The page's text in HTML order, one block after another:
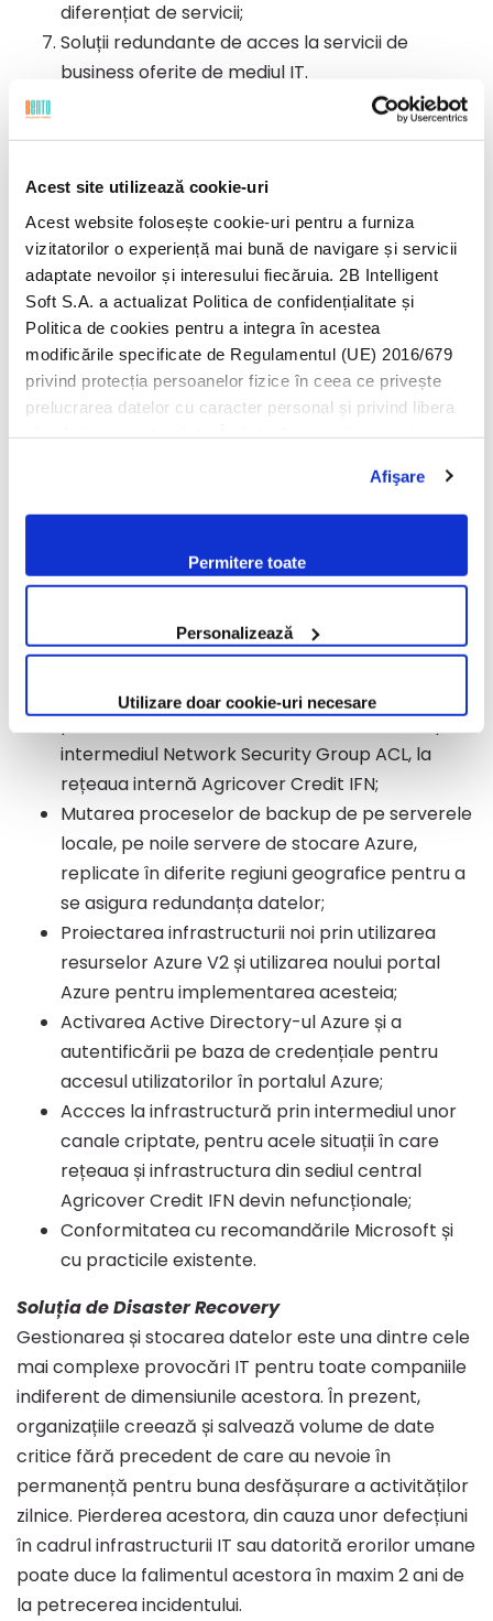
Acest site utilizează cookie-uri
Acest website folosește cookie-uri pentru a furniza
vizitatorilor o experiență mai bună de navigare și servicii
adaptate nevoilor și interesului fiecăruia. 2B Intelligent
Soft S.A. a actualizat Politica de confidențialitate și
Politica de cookies pentru a integra în acestea
modificările specificate de Regulamentul (UE) 2016/679
privind protecția persoanelor fizice în ceea ce privește
prelucrarea datelor cu caracter personal și privind libera
politici. Prin continuarea navigării pe website-ul nostru,
confirmi acceptarea utilizării fişierelor de tip cookie
modificate oricând, urmând indicațiile din Politica de
Cookie.
Afişare
Permitere toate
Personalizează
Utilizare doar cookie-uri necesare
diferențiat de servicii;
Soluții redundante de acces la servicii de
business oferite de mediul IT.
SOLUȚIILE PROPUSE
Pentru a putea rezolva toate problemele
indentificate în faza de audit și pentru a alinia
infrastructura cloud existentă în cadrul Agricover
Credit IFN cu noile practici în domeniu, a fost
propusă o nouă arhitectură IT în cloud-ul Azure.
Noua arhitectură a fost proiectată pentru a putea
datele companiei, procesele de backup și de
recuperare a datelor în caz de dezastru.
Acces controlat la conexiunea de internet de
utilizarea unor ACL-uri dedicate, prin intermediul
unui singur IP extern;
Acces restricționat al mașinilor virtuale la IP-uri
publice sau externe. Controlarea accesului prin
intermediul Network Security Group ACL, la
rețeaua internă Agricover Credit IFN;
Mutarea proceselor de backup de pe serverele
locale, pe noile servere de stocare Azure,
replicate în diferite regiuni geografice pentru a
se asigura redundanța datelor;
Proiectarea infrastructurii noi prin utilizarea
resurselor Azure V2 și utilizarea noului portal
Azure pentru implementarea acesteia;
Activarea Active Directory-ul Azure și a
autentificării pe baza de credențiale pentru
accesul utilizatorilor în portalul Azure;
Accces la infrastructură prin intermediul unor
canale criptate, pentru acele situații în care
rețeaua și infrastructura din sediul central
Agricover Credit IFN devin nefuncționale;
Conformitatea cu recomandările Microsoft și
cu practicile existente.
Soluția de Disaster Recovery
Gestionarea și stocarea datelor este una dintre cele
mai complexe provocări IT pentru toate companiile
indiferent de dimensiunile acestora. În prezent,
organizațiile creează și salvează volume de date
critice fără precedent de care au nevoie în
permanență pentru buna desfășurare a activităților
zilnice. Pierderea acestora, din cauza unor defecțiuni
în cadrul infrastructurii IT sau datorită erorilor umane
poate duce la falimentul acestora în maxim 2 ani de
la petrecerea incidentului.